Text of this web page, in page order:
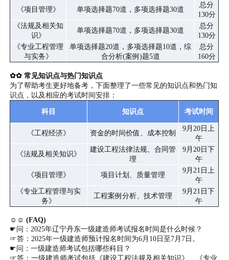
《项目管理》
单项选择题70道，多项选择题30道
总分
130分
《法规及相关知
识》
单项选择题70道，多项选择题30道
总分
130分
《专业工程管理
与实务》
单项选择题20道，多项选择题10道，综
合分析(案例)题5道
总分
160分
✿✿ 常见知识点与热门知识点
为了帮助考生更好地备考，下面整理了一些常见的知识点和热门知
识点，以及相应的考试时间安排：
科目
知识点 考试时间
《工程经济》 资金的时间价值、成本控制
9月20日上
午
《法规及相关知识》
建设工程法律法规、合同管
理
9月20日下
午
《项目管理》
项目计划、质量管理
9月21日上
午
《专业工程管理与实
务》
工程案例分析、技术管理
9月21日下
午
☺☺ (FAQ)
☛问：2025年辽宁丹东一级建造师考试报名时间是什么时候？
☞答：2025年一级建造师预计报名时间为6月10日至7月7日。
☛问：一级建造师考试包括哪些科目？
☞答：一级建造师考试包括《建设工程法规及相关知识》、《专业